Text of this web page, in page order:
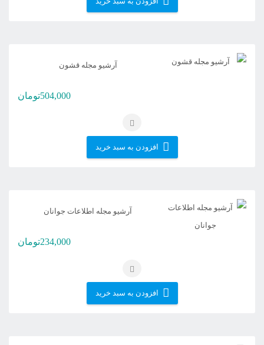
ممکن
صفحه
آرشیو مجله قشون
504,000تومان
افزودن به سبد خرید
آرشیو مجله اطلاعات جوانان
234,000تومان
افزودن به سبد خرید